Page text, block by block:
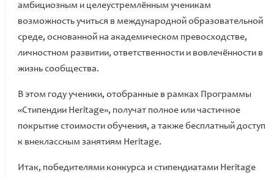
амбициозным и целеустремлённым ученикам
возможность учиться в международной образовательной
среде, основанной на академическом превосходстве,
личностном развитии, ответственности и вовлечённости в
жизнь сообщества.
В этом году ученики, отобранные в рамках Программы
«Стипендии Heritage», получат полное или частичное
покрытие стоимости обучения, а также бесплатный доступ
к внеклассным занятиям Heritage.
Итак, победителями конкурса и стипендиатами Heritage